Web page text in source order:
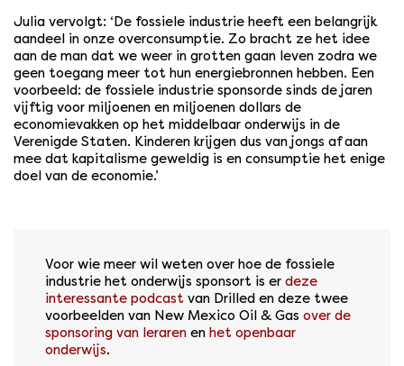
Julia vervolgt: ‘De fossiele industrie heeft een belangrijk
aandeel in onze overconsumptie. Zo bracht ze het idee
aan de man dat we weer in grotten gaan leven zodra we
geen toegang meer tot hun energiebronnen hebben. Een
voorbeeld: de fossiele industrie sponsorde sinds de jaren
vijftig voor miljoenen en miljoenen dollars de
economievakken op het middelbaar onderwijs in de
Verenigde Staten. Kinderen krijgen dus van jongs af aan
mee dat kapitalisme geweldig is en consumptie het enige
doel van de economie.’
Voor wie meer wil weten over hoe de fossiele
industrie het onderwijs sponsort is er deze
interessante podcast van Drilled en deze twee
voorbeelden van New Mexico Oil & Gas over de
sponsoring van leraren en het openbaar
onderwijs.